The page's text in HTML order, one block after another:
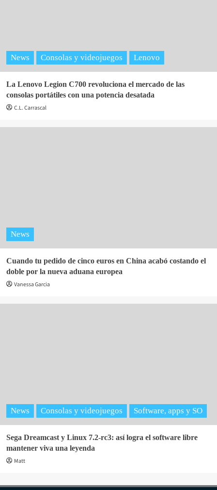
News Consolas y videojuegos Lenovo
La Lenovo Legion C700 revoluciona el mercado de las
consolas portátiles con una potencia desatada
C.L. Carrascal
News
Cuando tu pedido de cinco euros en China acabó costando el
doble por la nueva aduana europea
Vanessa Garcia
News Consolas y videojuegos Software, apps y SO
Sega Dreamcast y Linux 7.2-rc3: así logra el software libre
mantener viva una leyenda
Matt